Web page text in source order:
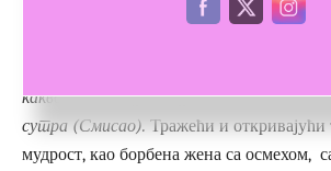
неизбежно постоји и бол. Међутим,
каквог си га нацртао јуче и/онакав,
сутра (Смисао). Тражећи и
мудрост, као борбена жена са осмехом,